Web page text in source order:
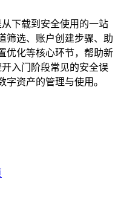
下载到安全使用的一站
筛选、账户创建步骤、助
优化等核心环节，帮助新
入门阶段常见的安全误
字资产的管理与使用。